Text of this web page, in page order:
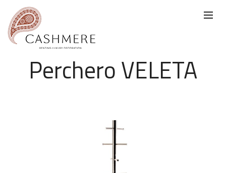
Perchero VELETA